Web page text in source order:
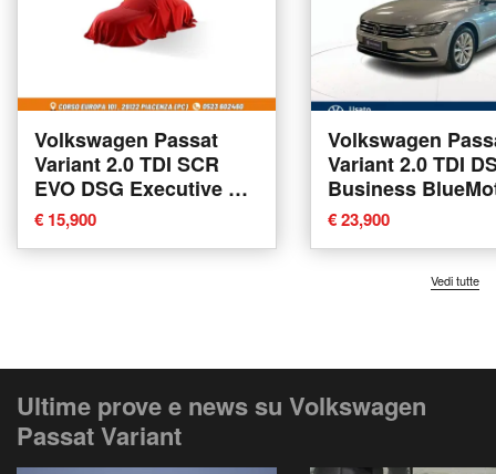
Volkswagen Passat
Variant 2.0 TDI SCR
EVO DSG Executive del
2020 usata a Piacenza
€ 15,900
Volkswagen
Variant 2.0 TDI
Business
Tech del 2024
Arzignano
€ 23,900
Vedi tutte
Ultime prove e news su Volkswagen
Passat Variant